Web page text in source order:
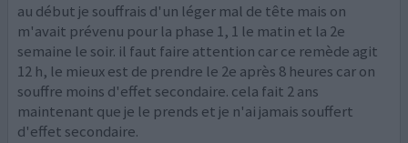
au début je souffrais d'un léger mal de tête mais on
m'avait prévenu pour la phase 1, 1 le matin et la 2e
semaine le soir. il faut faire attention car ce remède agit
12 h, le mieux est de prendre le 2e après 8 heures car on
souffre moins d'effet secondaire. cela fait 2 ans
maintenant que je le prends et je n'ai jamais souffert
d'effet secondaire.